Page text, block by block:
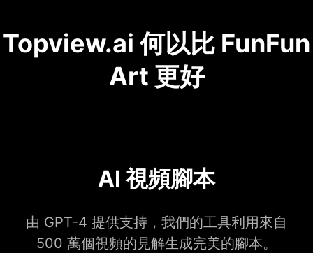
Topview.ai 何以比 FunFun
Art 更好
AI 視頻腳本
由 GPT-4 提供支持，我們的工具利用來自
500 萬個視頻的見解生成完美的腳本。